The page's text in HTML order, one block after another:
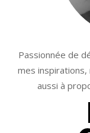
Passionnée de
mes inspirations,
aussi à